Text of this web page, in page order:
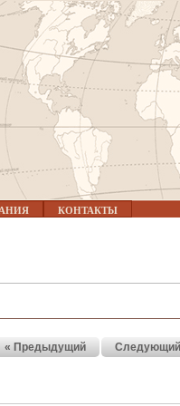
КОНТАКТЫ
« Предыдущий